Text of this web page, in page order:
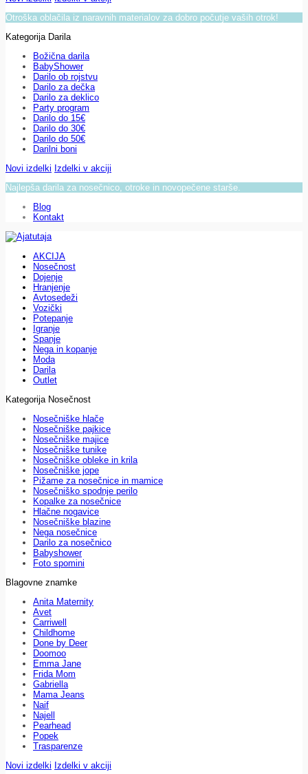
Otroška oblačila iz naravnih materialov za dobro počutje vaših otrok!
Kategorija Darila
Božična darila
BabyShower
Darilo ob rojstvu
Darilo za dečka
Darilo za deklico
Party program
Darilo do 15€
Darilo do 30€
Darilo do 50€
Darilni boni
Novi izdelki Izdelki v akciji
Najlepša darila za nosečnico, otroke in novopečene starše.
Blog
Kontakt
AKCIJA
Nosečnost
Dojenje
Hranjenje
Avtosedeži
Vozički
Potepanje
Igranje
Spanje
Nega in kopanje
Moda
Darila
Outlet
Kategorija Nosečnost
Nosečniške hlače
Nosečniške pajkice
Nosečniške majice
Nosečniške tunike
Nosečniške obleke in krila
Nosečniške jope
Pižame za nosečnice in mamice
Nosečniško spodnje perilo
Kopalke za nosečnice
Hlačne nogavice
Nosečniške blazine
Nega nosečnice
Darilo za nosečnico
Babyshower
Foto spomini
Blagovne znamke
Anita Maternity
Avet
Carriwell
Childhome
Done by Deer
Doomoo
Emma Jane
Frida Mom
Gabriella
Mama Jeans
Naif
Najell
Pearhead
Popek
Trasparenze
Novi izdelki Izdelki v akciji